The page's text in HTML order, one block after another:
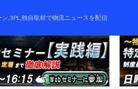
,3PL,独自取材で物流ニュースを配信